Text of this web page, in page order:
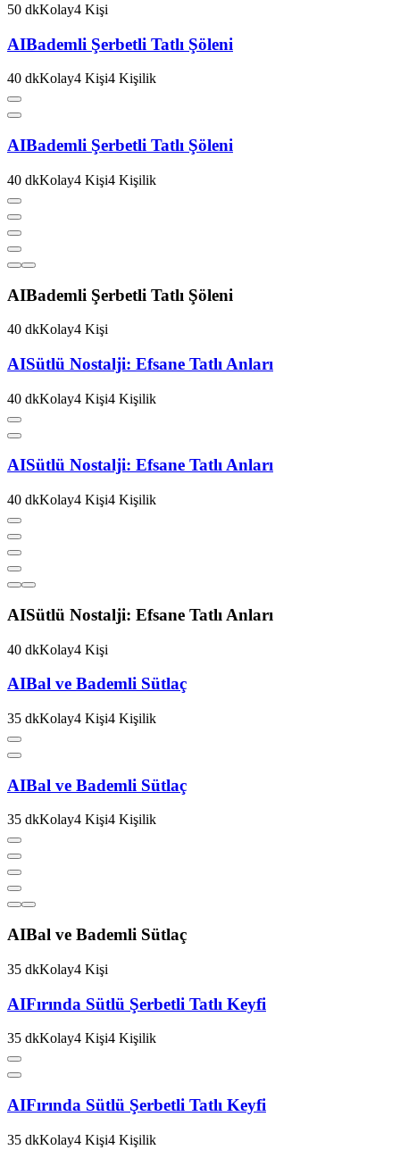
50 dkKolay4 Kişi
AIBademli Şerbetli Tatlı Şöleni
40 dkKolay4 Kişi4 Kişilik
AIBademli Şerbetli Tatlı Şöleni
40 dkKolay4 Kişi4 Kişilik
AIBademli Şerbetli Tatlı Şöleni
40 dkKolay4 Kişi
AISütlü Nostalji: Efsane Tatlı Anları
40 dkKolay4 Kişi4 Kişilik
AISütlü Nostalji: Efsane Tatlı Anları
40 dkKolay4 Kişi4 Kişilik
AISütlü Nostalji: Efsane Tatlı Anları
40 dkKolay4 Kişi
AIBal ve Bademli Sütlaç
35 dkKolay4 Kişi4 Kişilik
AIBal ve Bademli Sütlaç
35 dkKolay4 Kişi4 Kişilik
AIBal ve Bademli Sütlaç
35 dkKolay4 Kişi
AIFırında Sütlü Şerbetli Tatlı Keyfi
35 dkKolay4 Kişi4 Kişilik
AIFırında Sütlü Şerbetli Tatlı Keyfi
35 dkKolay4 Kişi4 Kişilik